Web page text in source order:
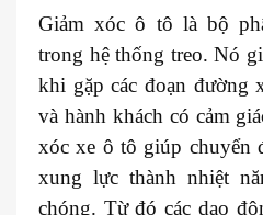
Giảm xóc ô tô là bộ
trong hệ thống treo. Nó
khi gặp các đoạn đường
và hành khách có cảm
xóc xe ô tô giúp chuyển
xung lực thành nhiệt
chóng. Từ đó các dao